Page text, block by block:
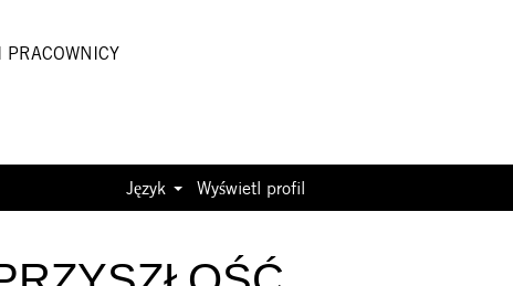
PRACOWNICY
Język Wyświetl profil